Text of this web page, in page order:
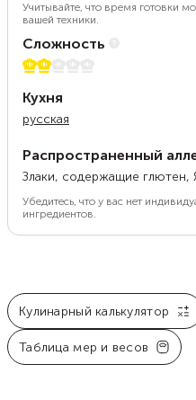
Учитывайте, что время готовки
вашей техники.
Сложность
2 из 5
Кухня
русская
Распространенный
Злаки, содержащие глютен,
Убедитесь, что у вас нет
ингредиентов.
Кулинарный калькулятор
Таблица мер и весов